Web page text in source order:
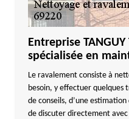
Entreprise TANGUY
spécialisée en
Le ravalement consiste à
besoin, y effectuer quelques
de conseils, d’une
de discuter directement avec